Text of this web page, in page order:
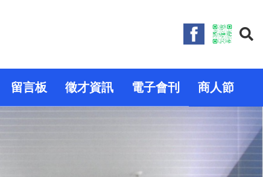
留言板 徵才資訊 電子會刊 商人節